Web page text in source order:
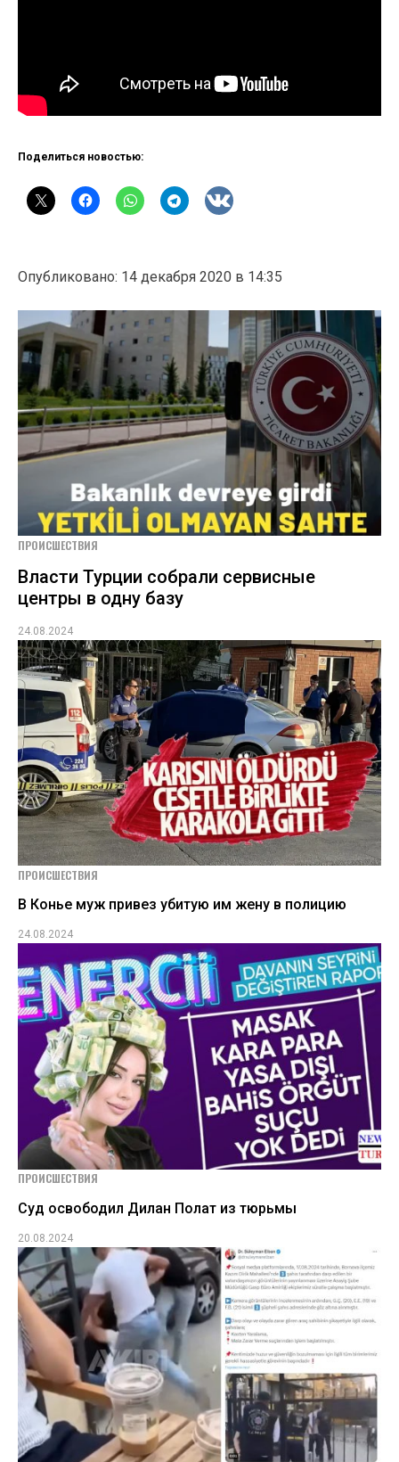
Поделиться новостью:
Опубликовано: 14 декабря 2020 в 14:35
ПРОИСШЕСТВИЯ
Власти Турции собрали сервисные
центры в одну базу
24.08.2024
ПРОИСШЕСТВИЯ
В Конье муж привез убитую им жену в полицию
24.08.2024
ПРОИСШЕСТВИЯ
Суд освободил Дилан Полат из тюрьмы
20.08.2024